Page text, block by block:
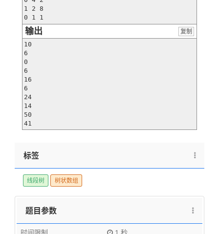
1 2 8
0 1 1
输出
复制
10
6
0
6
16
6
24
14
50
41
标签
线段树 树状数组
题目参数